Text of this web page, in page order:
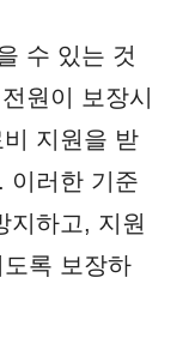
수 있는 것
원이 보장시
지원을 받
이러한 기준
지하고, 지원
록 보장하